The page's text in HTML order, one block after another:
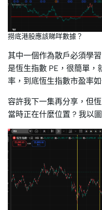
撈底港股應該睇咩數據？
其中一個作為散戶必須學
是恆生指數 PE，很簡單，
率，到底恆生指數市盈率
容許我下一集再分享，但
當時正在什麼位置 ? 我以